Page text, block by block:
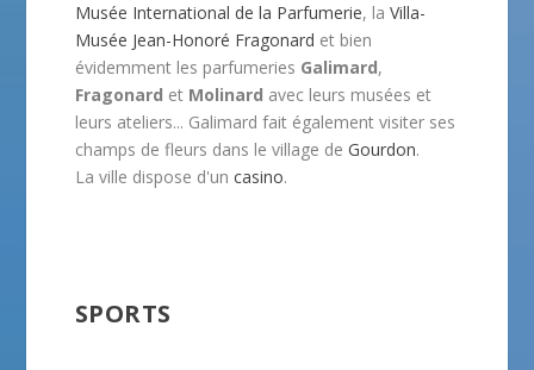
Musée International de la Parfumerie, la Villa-
Musée Jean-Honoré Fragonard et bien
évidemment les parfumeries Galimard,
Fragonard et Molinard avec leurs musées et
leurs ateliers... Galimard fait également visiter ses
champs de fleurs dans le village de Gourdon.
La ville dispose d'un casino.
SPORTS